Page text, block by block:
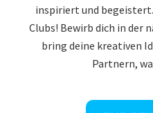
inspiriert und
Clubs! Bewirb dich in der
bring deine kreativen
Partnern,